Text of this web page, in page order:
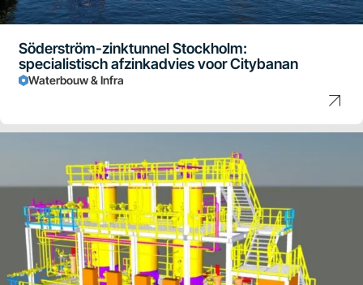
Söderström-zinktunnel Stockholm:
specialistisch afzinkadvies voor Citybanan
Waterbouw & Infra